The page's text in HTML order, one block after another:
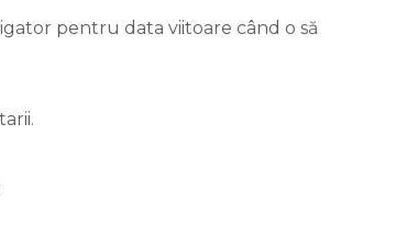
pentru data viitoare când o să